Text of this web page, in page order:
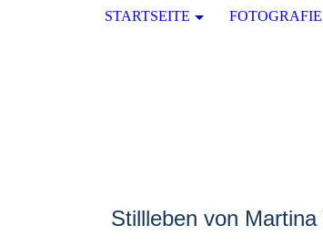
STARTSEITE FOTOGRAFIE
Stillleben von